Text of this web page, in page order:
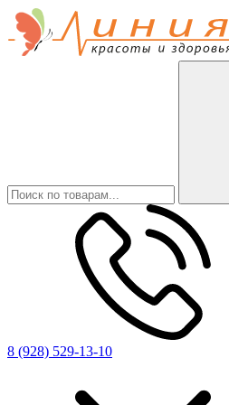
8 (928) 529-13-10